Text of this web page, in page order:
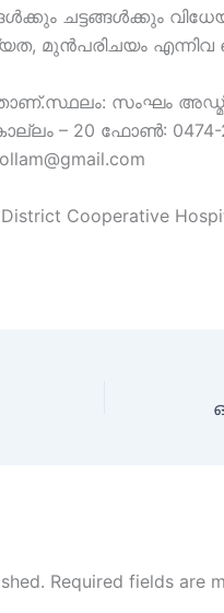
ചട്ടങ്ങൾക്കും
മുൻപരിചയം എന്നിവ
സംഘം
– 20 ഫോൺ: 0474-
Cooperative
Required fields are